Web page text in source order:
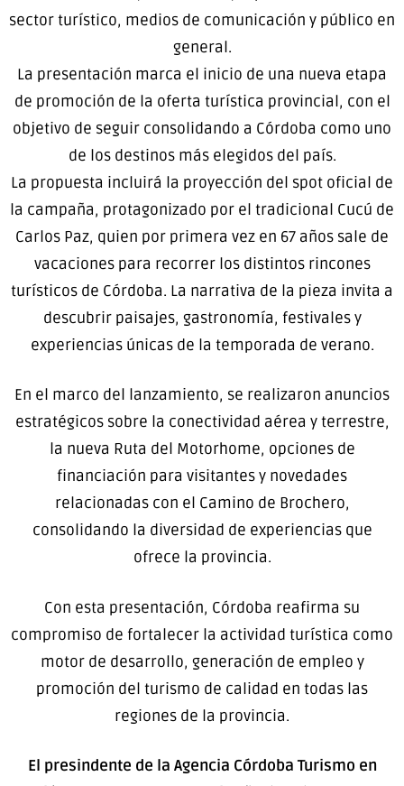
sector turístico, medios de comunicación y público en
general.
La presentación marca el inicio de una nueva etapa
de promoción de la oferta turística provincial, con el
objetivo de seguir consolidando a Córdoba como uno
de los destinos más elegidos del país.
La propuesta incluirá la proyección del spot oficial de
la campaña, protagonizado por el tradicional Cucú de
Carlos Paz, quien por primera vez en 67 años sale de
vacaciones para recorrer los distintos rincones
turísticos de Córdoba. La narrativa de la pieza invita a
descubrir paisajes, gastronomía, festivales y
experiencias únicas de la temporada de verano.
En el marco del lanzamiento, se realizaron anuncios
estratégicos sobre la conectividad aérea y terrestre,
la nueva Ruta del Motorhome, opciones de
financiación para visitantes y novedades
relacionadas con el Camino de Brochero,
consolidando la diversidad de experiencias que
ofrece la provincia.
Con esta presentación, Córdoba reafirma su
compromiso de fortalecer la actividad turística como
motor de desarrollo, generación de empleo y
promoción del turismo de calidad en todas las
regiones de la provincia.
El presindente de la Agencia Córdoba Turismo en